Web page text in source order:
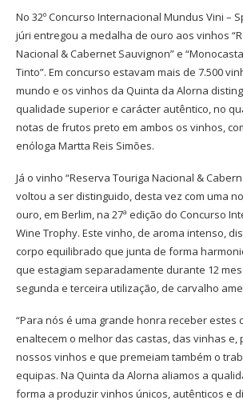
No 32º Concurso Internacional Mundus Vini –
júri entregou a medalha de ouro aos vinhos
Nacional & Cabernet Sauvignon” e
Tinto”. Em concurso estavam mais de 7.500
mundo e os vinhos da Quinta da Alorna
qualidade superior e carácter autêntico, no
notas de frutos preto em ambos os vinhos,
enóloga Mar­tta Reis Simões.
Já o vinho “Reserva Touriga Nacional &
voltou a ser distinguido, desta vez com uma
ouro, em Berlim, na 27ª edição do Concurso
Wine Trophy. Este vinho, de aroma intenso,
corpo equilibrado que junta de forma
que estagiam separadamente durante 12
segunda e terceira utilização, de carvalho
“Para nós é uma grande honra receber estes
enaltecem o melhor das castas, das vinhas e,
nossos vinhos e que premeiam também o
equipas. Na Quinta da Alorna aliamos a
forma a produzir vinhos únicos, autênticos e